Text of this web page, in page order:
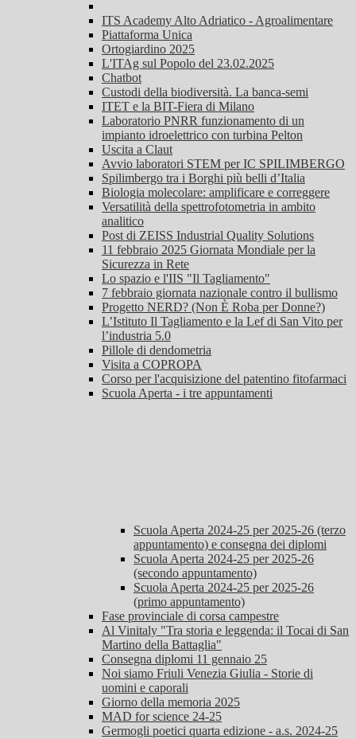
ITS Academy Alto Adriatico - Agroalimentare
Piattaforma Unica
Ortogiardino 2025
L'ITAg sul Popolo del 23.02.2025
Chatbot
Custodi della biodiversità. La banca-semi
ITET e la BIT-Fiera di Milano
Laboratorio PNRR funzionamento di un
impianto idroelettrico con turbina Pelton
Uscita a Claut
Avvio laboratori STEM per IC SPILIMBERGO
Spilimbergo tra i Borghi più belli d’Italia
Biologia molecolare: amplificare e correggere
Versatilità della spettrofotometria in ambito
analitico
Post di ZEISS Industrial Quality Solutions
11 febbraio 2025 Giornata Mondiale per la
Sicurezza in Rete
Lo spazio e l'IIS "Il Tagliamento"
7 febbraio giornata nazionale contro il bullismo
Progetto NERD? (Non È Roba per Donne?)
L’Istituto Il Tagliamento e la Lef di San Vito per
l’industria 5.0
Pillole di dendometria
Visita a COPROPA
Corso per l'acquisizione del patentino fitofarmaci
Scuola Aperta - i tre appuntamenti
Scuola Aperta 2024-25 per 2025-26 (terzo
appuntamento) e consegna dei diplomi
Scuola Aperta 2024-25 per 2025-26
(secondo appuntamento)
Scuola Aperta 2024-25 per 2025-26
(primo appuntamento)
Fase provinciale di corsa campestre
Al Vinitaly "Tra storia e leggenda: il Tocai di San
Martino della Battaglia"
Consegna diplomi 11 gennaio 25
Noi siamo Friuli Venezia Giulia - Storie di
uomini e caporali
Giorno della memoria 2025
MAD for science 24-25
Germogli poetici quarta edizione - a.s. 2024-25